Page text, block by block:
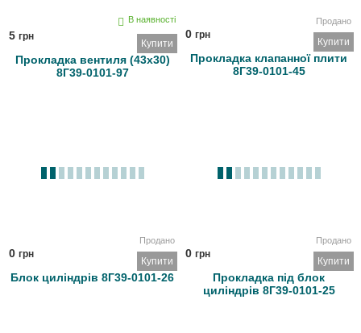
В наявності
5 грн
Купити
Прокладка вентиля (43х30)
8Г39-0101-97
Продано
0 грн
Купити
Прокладка клапанної плити
8Г39-0101-45
Продано
0 грн
Купити
Блок циліндрів 8Г39-0101-26
Продано
0 грн
Купити
Прокладка під блок
циліндрів 8Г39-0101-25